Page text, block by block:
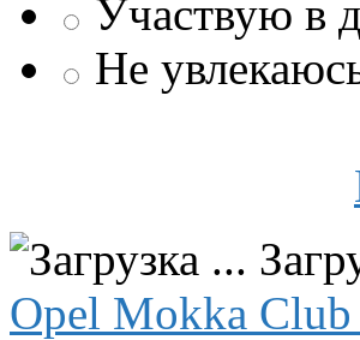
Участвую в
Не
Opel Mokka Club